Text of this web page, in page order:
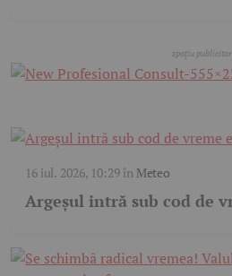
16 iul. 2026, 10:29în Meteo
Argeșul intră sub cod de